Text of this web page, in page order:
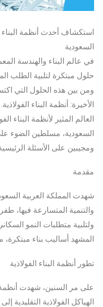
استكشاف أحدث أنظمة البناء
السعودية
في عالم البناء والهندسة
حلول مبتكرة لتلبية الطلب
ومن بين هذه الحلول التي
الأخيرة: أنظمة البناء
العالم المثير لأنظمة البناء
السعودية، مسلطين الضوء على
ومجيبين على الأسئلة
مقدمة
شهدت المملكة العربية
والتنمية المتسارعة فيها،
ولتلبية متطلبات النمو
المشهد أساليب بناء مبتكرة،
تطور أنظمة البناء الفولاذية
على مر السنين، شهدت أنظمة
الهياكل الفولاذية التقليدية